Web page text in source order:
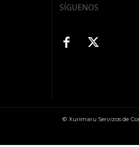
SÍGUENOS
© Xurimaru Servizos de